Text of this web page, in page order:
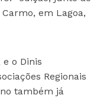
em Lagoa,
o Dinis
Regionais
também já